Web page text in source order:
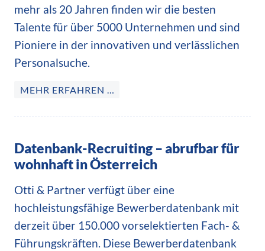
mehr als 20 Jahren finden wir die besten
Talente für über 5000 Unternehmen und sind
Pioniere in der innovativen und verlässlichen
Personalsuche.
MEHR ERFAHREN …
Datenbank-Recruiting – abrufbar für
wohnhaft in Österreich
Otti & Partner verfügt über eine
hochleistungsfähige Bewerberdatenbank mit
derzeit über 150.000 vorselektierten Fach- &
Führungskräften. Diese Bewerberdatenbank